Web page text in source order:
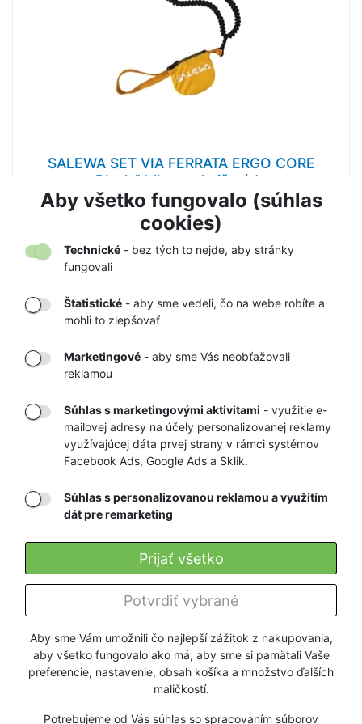
Aby všetko fungovalo (súhlas
cookies)
Aby sme Vám umožnili čo najlepší zážitok z nakupovania,
aby všetko fungovalo ako má, aby sme si pamätali Vaše
preferencie, nastavenie, obsah košíka a množstvo ďalších
maličkostí.
Potrebujeme od Vás súhlas so spracovaním súborov
Technické - bez tých to nejde, aby stránky
fungovali
Štatistické - aby sme vedeli, čo na webe robíte a
mohli to zlepšovať
Marketingové - aby sme Vás neobťažovali
reklamou
Súhlas s marketingovými aktivitami - využitie e-
mailovej adresy na účely personalizovanej reklamy
využívajúcej dáta prvej strany v rámci systémov
Facebook Ads, Google Ads a Sklik.
Súhlas s personalizovanou reklamou a využitím
dát pre remarketing
Potvrdiť vybrané
Prijať všetko
SALEWA SET VIA FERRATA ERGO CORE
Black/Yellow - tlmič pádu
117,00 € 130,00 €
TOVARU AŽ K
VÁM DOMOV
OBCHOD
RÝCHLE
DORUČENIE
GARANCIA
NAJNIŽŠÍCH CIEN
Firmy a organizácie